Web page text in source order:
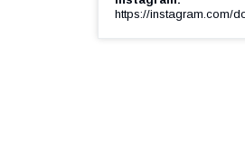
https://instagram.com/